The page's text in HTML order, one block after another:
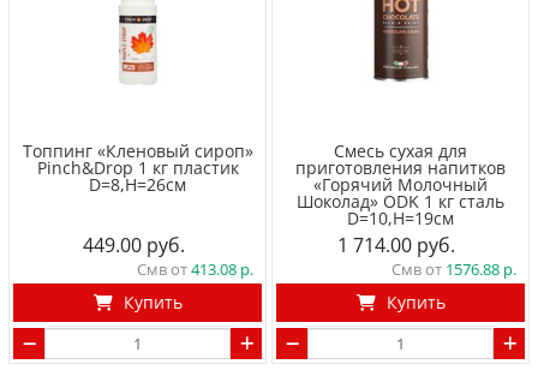
Топпинг «Кленовый сироп»
Pinch&Drop 1 кг пластик
D=8,H=26см
449.00
Смв от413.08
Купить
Смесь сухая для
приготовления напитков
«Горячий Молочный
Шоколад» ODK 1 кг сталь
D=10,H=19см
1 714.00
Смв от 1576.88
Купить